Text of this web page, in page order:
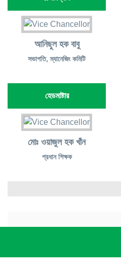
আনিছুল হক বাবু
সভাপতি, ম্যানেজিং কমিটি
হেডমাষ্টার
মোঃ ওয়াজুল হক খাঁন
প্রধান শিক্ষক